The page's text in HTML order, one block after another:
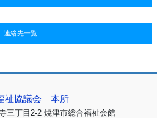
連絡先一覧
祉協議会 本所
三丁目2-2 焼津市総合福祉会館